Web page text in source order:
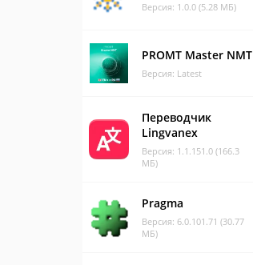
Версия: 1.0.0 (5.28 МБ)
PROMT Master NMT
Версия: Latest
Переводчик
Lingvanex
Версия: 1.1.151.0 (166.3
МБ)
Pragma
Версия: 6.0.101.71 (30.77
МБ)